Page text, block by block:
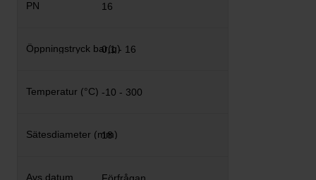
16
0,1 - 16
-10 - 300
18